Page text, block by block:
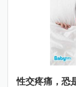
性交疼痛，恐